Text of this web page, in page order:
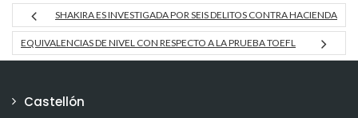
SHAKIRA ES INVESTIGADA POR SEIS DELITOS CONTRA HACIENDA
EQUIVALENCIAS DE NIVEL CON RESPECTO A LA PRUEBA TOEFL
Castellón